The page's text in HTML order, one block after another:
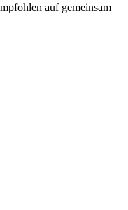
auf gemeinsam